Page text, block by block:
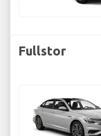
Fullstor